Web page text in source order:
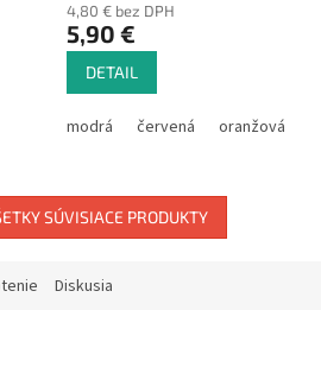
automobilu
produktu
je
hviezdičiek.
4,80 € bez DPH
5,90 €
DETAIL
modrá červená oranžová
SÚVISIACE PRODUKTY
Diskusia